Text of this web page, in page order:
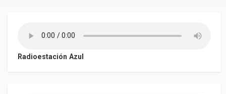
Radioestación Azul